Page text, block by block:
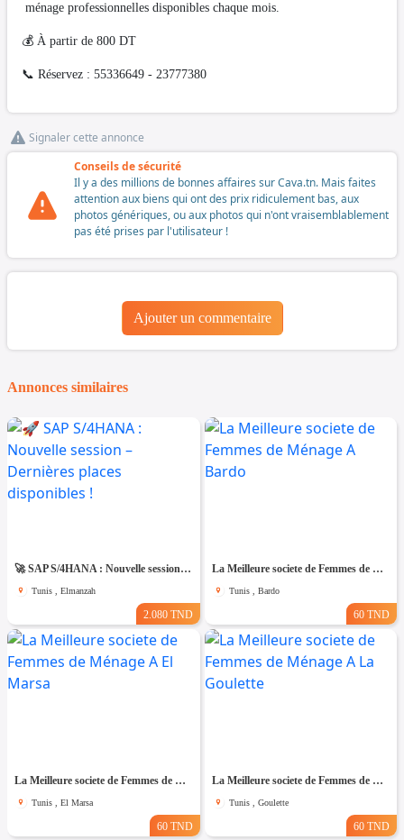
ménage professionnelles disponibles chaque mois.
💰 À partir de 800 DT
📞 Réservez : 55336649 - 23777380
Signaler cette annonce
Conseils de sécurité
Il y a des millions de bonnes affaires sur Cava.tn. Mais faites
attention aux biens qui ont des prix ridiculement bas, aux
photos génériques, ou aux photos qui n'ont vraisemblablement
pas été prises par l'utilisateur !
Ajouter un commentaire
Annonces similaires
🚀 SAP S/4HANA : Nouvelle session – Dernières places disponibles !
Tunis , Elmanzah
2.080 TND
La Meilleure societe de Femmes de Ménage A Bardo
Tunis , Bardo
60 TND
La Meilleure societe de Femmes de Ménage A El Marsa
Tunis , El Marsa
60 TND
La Meilleure societe de Femmes de Ménage A La Goulette
Tunis , Goulette
60 TND